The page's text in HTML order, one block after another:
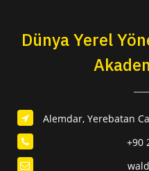
Dünya Yerel
Alemdar, Yerebatan
+90